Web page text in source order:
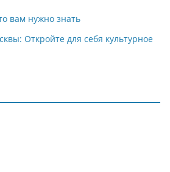
вам нужно знать
Откройте для себя культурное